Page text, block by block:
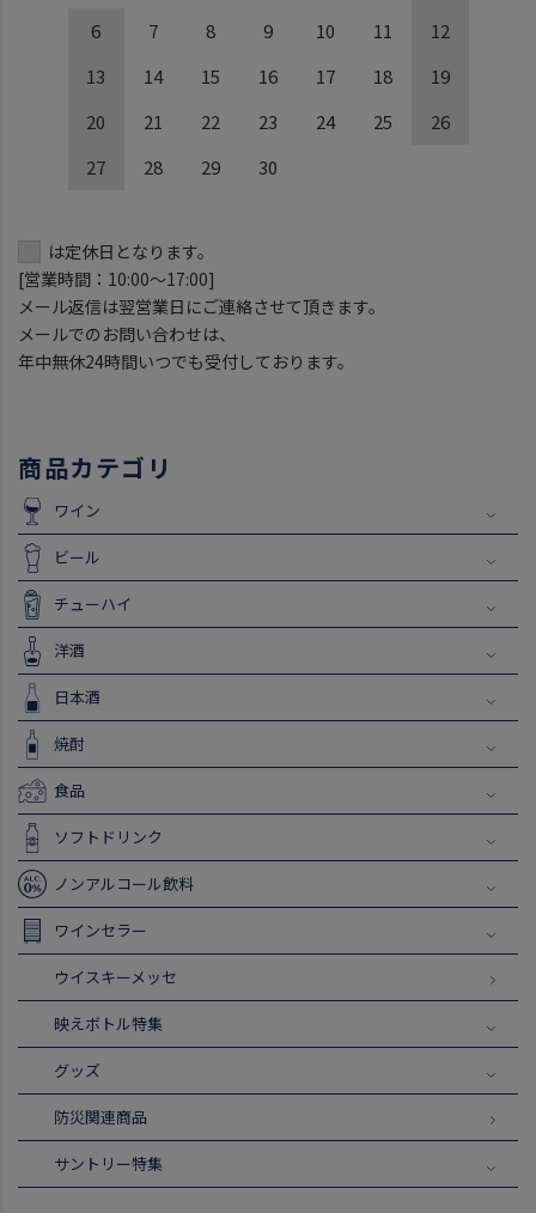
6
7 8 9 10 11
12
13
14 15 16 17 18
19
20
21 22 23 24 25
26
27
28 29 30
は定休日となります。
[営業時間：10:00～17:00]
メール返信は翌営業日にご連絡させて頂きます。
メールでのお問い合わせは、
年中無休24時間いつでも受付しております。
商品カテゴリ
ワイン
ビール
チューハイ
洋酒
日本酒
焼酎
食品
ソフトドリンク
ノンアルコール飲料
ワインセラー
ウイスキーメッセ
映えボトル特集
グッズ
防災関連商品
サントリー特集